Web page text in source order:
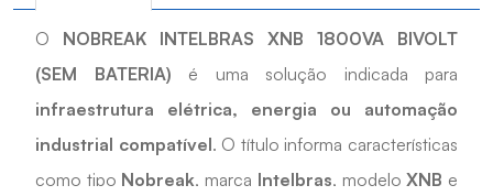
O NOBREAK INTELBRAS XNB 1800VA BIVOLT
(SEM BATERIA) é uma solução indicada para
infraestrutura elétrica, energia ou automação
industrial compatível. O título informa características
como tipo Nobreak, marca Intelbras, modeloXNB e